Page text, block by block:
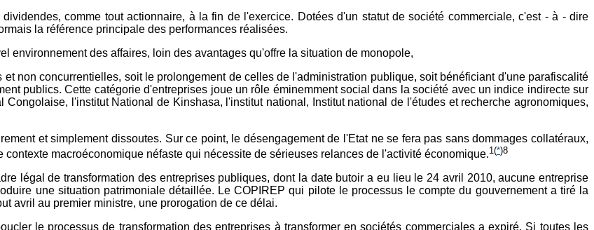
comme tout actionnaire, à la fin de l'exercice. Dotées d'un statut de société commerciale, c'est - à - dire
la référence principale des performances réalisées.
environnement des affaires, loin des avantages qu'offre la situation de monopole,
non concurrentielles, soit le prolongement de celles de l'administration publique, soit bénéficiant d'une parafiscalité
publics. Cette catégorie d'entreprises joue un rôle éminemment social dans la société avec un indice indirecte sur
l'institut National de Kinshasa, l'institut national, Institut national de l'études et recherche agronomiques,
et simplement dissoutes. Sur ce point, le désengagement de l'Etat ne se fera pas sans dommages collatéraux,
macroéconomique néfaste qui nécessite de sérieuses relances de l'activité économique.1(*)8
légal de transformation des entreprises publiques, dont la date butoir a eu lieu le 24 avril 2010, aucune entreprise
une situation patrimoniale détaillée. Le COPIREP qui pilote le processus le compte du gouvernement a tiré la
avril au premier ministre, une prorogation de ce délai.
le processus de transformation des entreprises à transformer en sociétés commerciales a expiré. Si toutes les